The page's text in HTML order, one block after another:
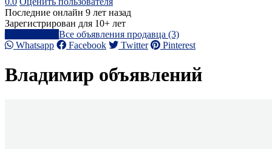
Последние онлайн 9 лет назад
Зарегистрирован для 10+ лет
Все объявления продавца (3)
Whatsapp
Facebook Twitter Pinterest
Владимир объявлений